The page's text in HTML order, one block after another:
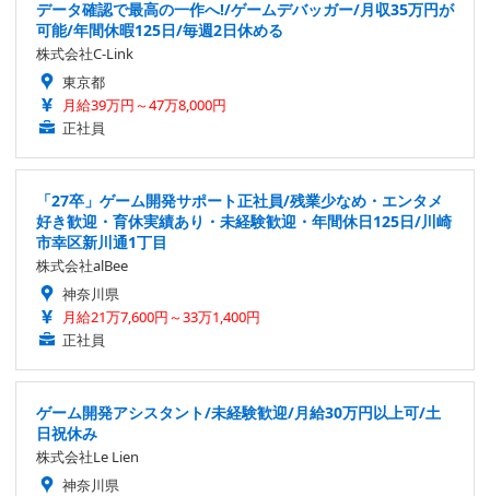
データ確認で最高の一作へ!/ゲームデバッガー/月収35万円が
可能/年間休暇125日/毎週2日休める
株式会社C-Link
東京都
月給39万円～47万8,000円
正社員
「27卒」ゲーム開発サポート正社員/残業少なめ・エンタメ
好き歓迎・育休実績あり・未経験歓迎・年間休日125日/川崎
市幸区新川通1丁目
株式会社alBee
神奈川県
月給21万7,600円～33万1,400円
正社員
ゲーム開発アシスタント/未経験歓迎/月給30万円以上可/土
日祝休み
株式会社Le Lien
神奈川県